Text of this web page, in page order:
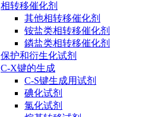
相转移催化剂
其他相转移催化剂
铵盐类相转移催化剂
鏻盐类相转移催化剂
保护和衍生化试剂
C-X键的生成
C-S键生成用试剂
碘化试剂
氯化试剂